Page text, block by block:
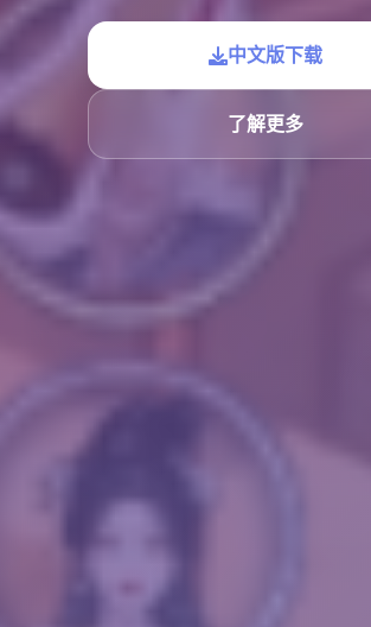
中文版下载
了解更多